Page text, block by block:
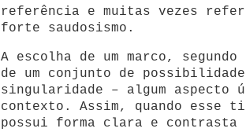
referência e muitas vezes
forte saudosismo.
A escolha de um marco,
de um conjunto de
singularidade – algum aspecto
contexto. Assim, quando esse
possui forma clara e contrasta